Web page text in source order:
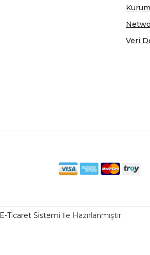
Veri
E-Ticaret Sistemi İle Hazırlanmıştır.